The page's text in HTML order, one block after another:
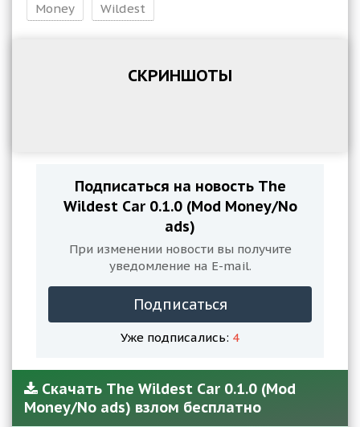
Money Wildest
СКРИНШОТЫ
Подписаться на новость The
Wildest Car 0.1.0 (Mod Money/No
ads)
При изменении новости вы получите
уведомление на E-mail.
Подписаться
Уже подписались: 4
Скачать The Wildest Car 0.1.0 (Mod
Money/No ads) взлом бесплатно